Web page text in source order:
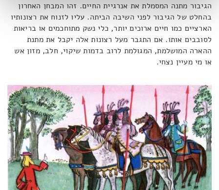
הגיבור מתנה המסמלת את אנרגיית החיים. זהו המבחן האחרון
בהחלט של הגיבור לפני השיבה הביתה. עליו לזנוח את רצונותיו
הארציים כמו חיים ארוכים יותר, כלי נשק מתוחכמים או בריאות
לסובבים אותו. אם התגבר מעל רצונות אלה יקבל את מתנת
ההארה המושלמת, המגולמת לרוב בדמות שיקוי, חלב, מזון אש
או מי מעיין נצחי.